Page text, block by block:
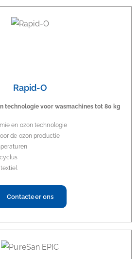
Rapid-O
technologie voor wasmachines tot 80 kg
en ozon technologie
de ozon productie
textiel
Contacteer ons